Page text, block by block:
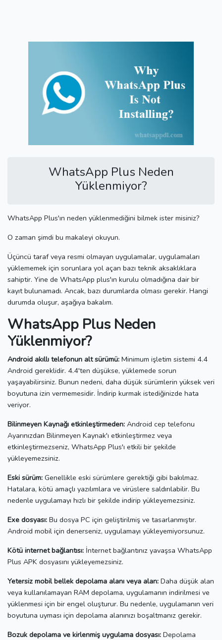
WhatsApp Plus Neden
Yüklenmiyor?
WhatsApp Plus'ın neden yüklenmediğini bilmek ister misiniz?
O zaman şimdi bu makaleyi okuyun.
Üçüncü taraf veya resmi olmayan uygulamalar, uygulamaları
yüklememek için sorunlara yol açan bazı teknik aksaklıklara
sahiptir. Yine de WhatsApp plus'ın kurulu olmadığına dair bir
kayıt bulunamadı. Ancak, bazı durumlarda olması gerekir. Hangi
durumda oluşur, aşağıya bakalım.
WhatsApp Plus Neden
Yüklenmiyor?
Android akıllı telefonun alt sürümü: Minimum işletim sistemi 4.4
Android gereklidir. 4.4'ten düşükse, yüklemede sorun
yaşayabilirsiniz. Bunun nedeni, daha düşük sürümlerin yüksek veri
boyutuna izin vermemesidir. İndirip kurmak istediğinizde hata
veriyor.
Bilinmeyen Kaynağı etkinleştirmeden: Android cep telefonu
Ayarınızdan Bilinmeyen Kaynak'ı etkinleştirmez veya
etkinleştirmezseniz, WhatsApp Plus'ı etkili bir şekilde
yükleyemezsiniz.
Eski sürüm: Genellikle eski sürümlere gerektiği gibi bakılmaz.
Hatalara, kötü amaçlı yazılımlara ve virüslere saldırılabilir. Bu
nedenle uygulamayı hızlı bir şekilde indirip yükleyemezsiniz.
Exe dosyası: Bu dosya PC için geliştirilmiş ve tasarlanmıştır.
Android mobil için denerseniz, uygulamayı yükleyemiyorsunuz.
Kötü internet bağlantısı: İnternet bağlantınız yavaşsa WhatsApp
Plus APK dosyasını yükleyemezsiniz.
Yetersiz mobil bellek depolama alanı veya alan: Daha düşük alan
veya kullanılamayan RAM depolama, uygulamanın indirilmesi ve
yüklenmesi için bir engel oluşturur. Bu nedenle, uygulamanın veri
boyutuna uyması için depolama alanınızı boşaltmanız gerekir.
Bozuk depolama ve kirlenmiş uygulama dosyası: Depolama